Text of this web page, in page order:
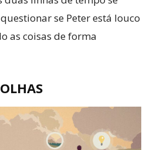
se Peter está louco
as coisas de forma